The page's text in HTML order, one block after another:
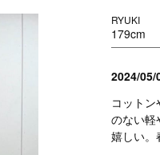
RYUKI
179cm
2024/05/
コット
のない軽
嬉しい。